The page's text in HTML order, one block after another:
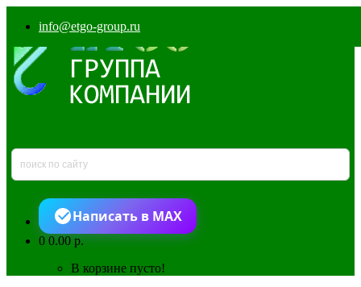
info@etgo-group.ru
Написать в MAX
00.00 р.
В корзине пусто!